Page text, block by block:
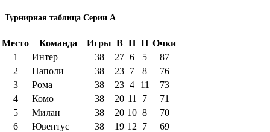
Турнирная таблица Серии А
Место Команда Игры В Н П Очки
1
Интер 38 27 6 5
87
2
Наполи 38 23 7 8
76
3
Рома 38 23 4 11
73
4
Комо 38 20 11 7
71
5
Милан 38 20 10 8
70
6
Ювентус 38 19 12 7
69